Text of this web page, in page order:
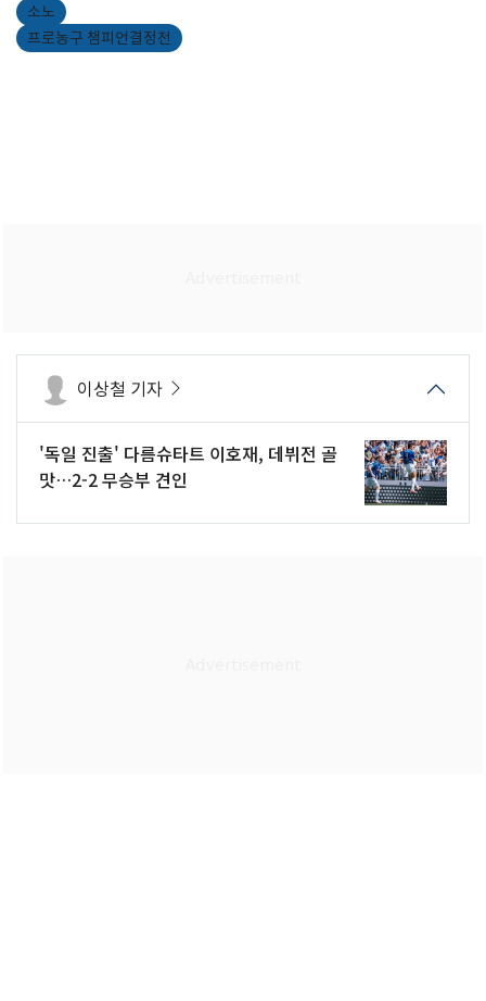
소노
프로농구 챔피언결정전
이상철 기자
'독일 진출' 다름슈타트 이호재, 데뷔전 골
맛…2-2 무승부 견인